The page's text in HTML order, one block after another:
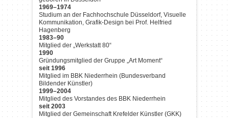
1969–1974
Studium an der Fachhochschule Düsseldorf, Visuelle
Kommunikation, Grafik-Design bei Prof. Helfried
Hagenberg
1983–90
Mitglied der „Werkstatt 80“
1990
Gründungsmitglied der Gruppe „Art Moment“
seit 1996
Mitglied im BBK Niederrhein (Bundesverband
Bildender Künstler)
1999–2004
Mitglied des Vorstandes des BBK Niederrhein
seit 2003
Mitglied der Gemeinschaft Krefelder Künstler (GKK)